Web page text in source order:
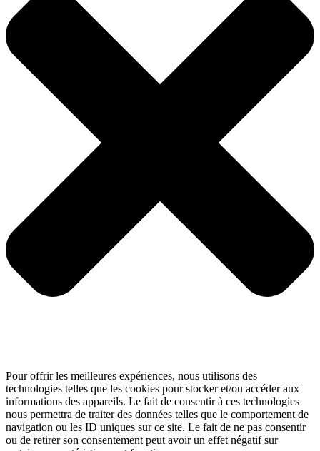
Pour offrir les meilleures expériences, nous utilisons des
technologies telles que les cookies pour stocker et/ou accéder aux
informations des appareils. Le fait de consentir à ces technologies
nous permettra de traiter des données telles que le comportement de
navigation ou les ID uniques sur ce site. Le fait de ne pas consentir
ou de retirer son consentement peut avoir un effet négatif sur